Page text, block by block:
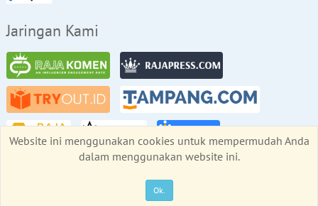
Jaringan Kami
All rights reserved
Website ini menggunakan cookies untuk mempermudah Anda
dalam menggunakan website ini.
Ok.